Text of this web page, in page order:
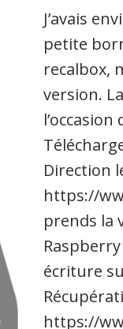
J’avais
petite
recalbox,
version.
Direction
https://
prends la
écriture
https://